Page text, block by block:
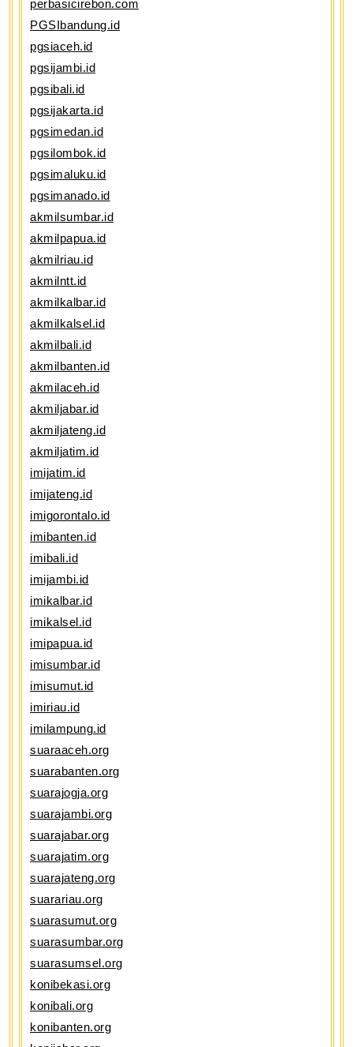
perbasicirebon.com
PGSIbandung.id
pgsiaceh.id
pgsijambi.id
pgsibali.id
pgsijakarta.id
pgsimedan.id
pgsilombok.id
pgsimaluku.id
pgsimanado.id
akmilsumbar.id
akmilpapua.id
akmilriau.id
akmilntt.id
akmilkalbar.id
akmilkalsel.id
akmilbali.id
akmilbanten.id
akmilaceh.id
akmiljabar.id
akmiljateng.id
akmiljatim.id
imijatim.id
imijateng.id
imigorontalo.id
imibanten.id
imibali.id
imijambi.id
imikalbar.id
imikalsel.id
imipapua.id
imisumbar.id
imisumut.id
imiriau.id
imilampung.id
suaraaceh.org
suarabanten.org
suarajogja.org
suarajambi.org
suarajabar.org
suarajatim.org
suarajateng.org
suarariau.org
suarasumut.org
suarasumbar.org
suarasumsel.org
konibekasi.org
konibali.org
konibanten.org